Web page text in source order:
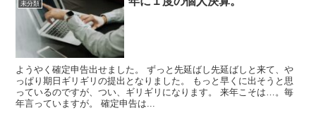
未分類
ようやく確定申告出せました。 ずっと先延ばし先延ばしと来て、や
っぱり期日ギリギリの提出となりました。 もっと早くに出そうと思
っているのですが、つい、ギリギリになります。 来年こそは…。毎
年言っていますが。 確定申告は...